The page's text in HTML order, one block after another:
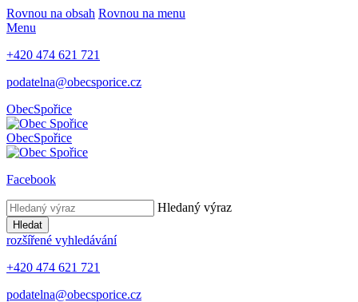
Rovnou na obsah Rovnou na menu
Menu
+420 474 621 721
podatelna@obecsporice.cz
ObecSpořice
ObecSpořice
Facebook
Hledaný výraz
Hledat
rozšířené vyhledávání
+420 474 621 721
podatelna@obecsporice.cz